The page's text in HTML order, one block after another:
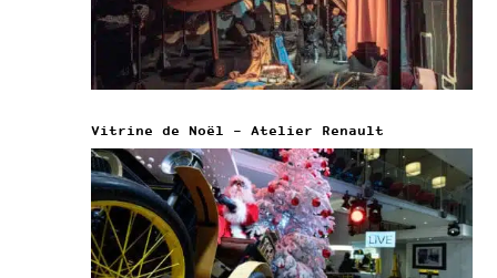
Vitrine de Noël – Atelier Renault